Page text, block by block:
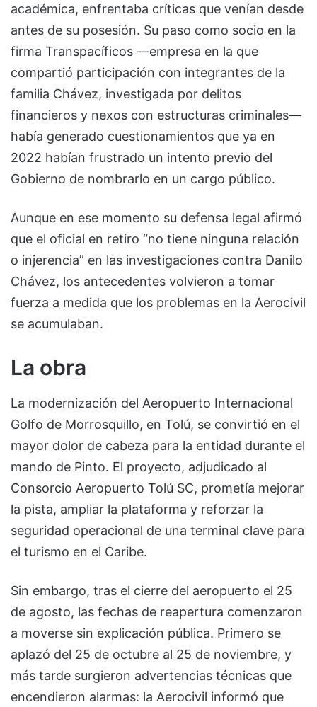
académica, enfrentaba críticas que venían desde
antes de su posesión. Su paso como socio en la
firma Transpacíficos —empresa en la que
compartió participación con integrantes de la
familia Chávez, investigada por delitos
financieros y nexos con estructuras criminales—
había generado cuestionamientos que ya en
2022 habían frustrado un intento previo del
Gobierno de nombrarlo en un cargo público.
Aunque en ese momento su defensa legal afirmó
que el oficial en retiro “no tiene ninguna relación
o injerencia” en las investigaciones contra Danilo
Chávez, los antecedentes volvieron a tomar
fuerza a medida que los problemas en la Aerocivil
se acumulaban.
La obra
La modernización del Aeropuerto Internacional
Golfo de Morrosquillo, en Tolú, se convirtió en el
mayor dolor de cabeza para la entidad durante el
mando de Pinto. El proyecto, adjudicado al
Consorcio Aeropuerto Tolú SC, prometía mejorar
la pista, ampliar la plataforma y reforzar la
seguridad operacional de una terminal clave para
el turismo en el Caribe.
Sin embargo, tras el cierre del aeropuerto el 25
de agosto, las fechas de reapertura comenzaron
a moverse sin explicación pública. Primero se
aplazó del 25 de octubre al 25 de noviembre, y
más tarde surgieron advertencias técnicas que
encendieron alarmas: la Aerocivil informó que